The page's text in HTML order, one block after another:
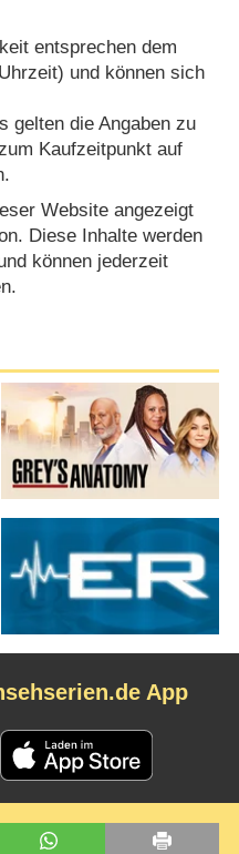
entsprechen dem
und können sich
gelten die Angaben zu
Kaufzeitpunkt auf
Website angezeigt
Diese Inhalte werden
können jederzeit
App